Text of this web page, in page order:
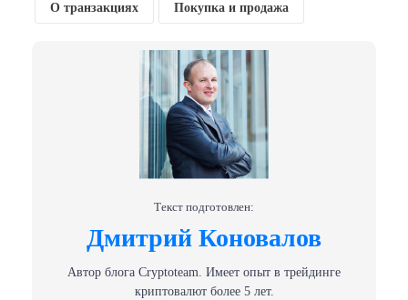
О транзакциях Покупка и продажа
Текст подготовлен:
Дмитрий Коновалов
Автор блога Сryptoteam. Имеет опыт в трейдинге
криптовалют более 5 лет.